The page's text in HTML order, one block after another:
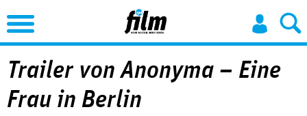
Jump to Navigation
Trailer von Anonyma – Eine
Frau in Berlin